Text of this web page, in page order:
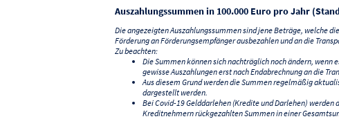
Auszahlungssummen in 100.000 Euro pro Jahr
Die angezeigten Auszahlungssummen sind jene Beträge, welche
Förderung an Förderungsempfänger ausbezahlen und an die
Zu beachten:
Die Summen können sich nachträglich noch ändern,
gewisse Auszahlungen erst nach Endabrechnung an die
Aus diesem Grund werden die Summen regelmäßig
dargestellt werden.
Bei Covid-19 Gelddarlehen (Kredite und Darlehen) werden
Kreditnehmern rückgezahlten Summen in einer